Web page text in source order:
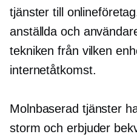
tjänster till
anställda och
tekniken från vilken
internetåtkomst.
Molnbaserad tjänster
storm och erbjuder